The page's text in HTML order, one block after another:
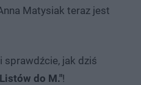
Matysiak teraz jest
sprawdźcie, jak dziś
do M."!